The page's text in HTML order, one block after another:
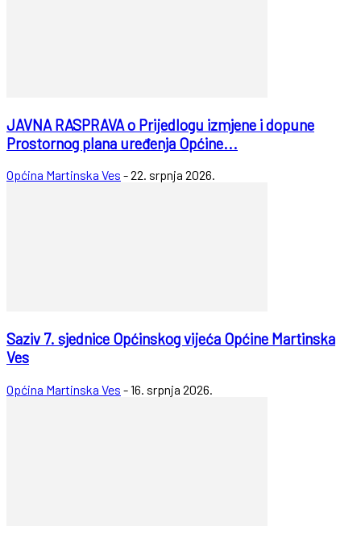
JAVNA RASPRAVA o Prijedlogu izmjene i dopune
Prostornog plana uređenja Općine...
Općina Martinska Ves -22. srpnja 2026.
Saziv 7. sjednice Općinskog vijeća Općine Martinska
Ves
Općina Martinska Ves -16. srpnja 2026.